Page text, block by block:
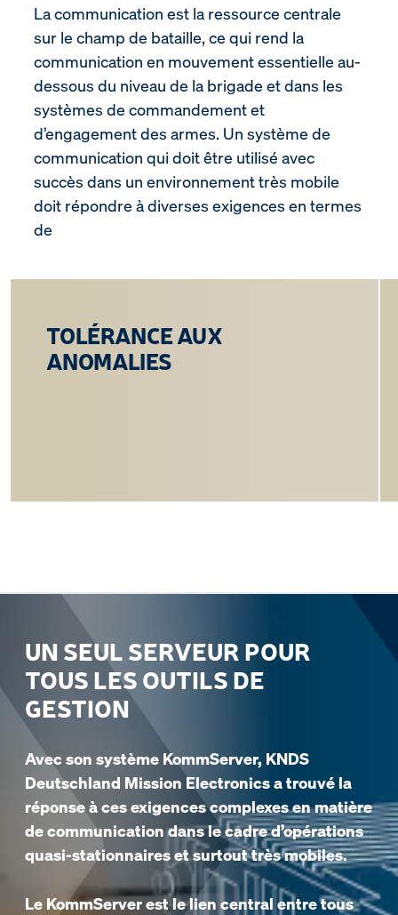
La communication est la ressource centrale
sur le champ de bataille, ce qui rend la
communication en mouvement essentielle au-
dessous du niveau de la brigade et dans les
systèmes de commandement et
d’engagement des armes. Un système de
communication qui doit être utilisé avec
succès dans un environnement très mobile
doit répondre à diverses exigences en termes
de
TOLÉRANCE AUX
ANOMALIES
UN SEUL SERVEUR POUR
TOUS LES OUTILS DE
GESTION
Avec son système KommServer, KNDS
Deutschland Mission Electronics a trouvé la
réponse à ces exigences complexes en matière
de communication dans le cadre d’opérations
quasi-stationnaires et surtout très mobiles.
Le KommServer est le lien central entre tous